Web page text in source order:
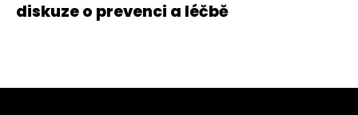
diskuze o prevenci a léčbě